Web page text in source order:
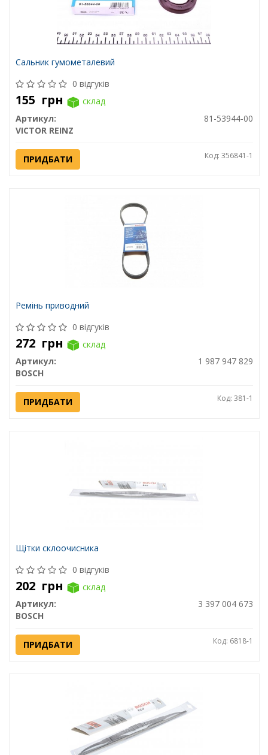
Сальник гумометалевий
0 відгуків
155 грн
склад
Артикул:
81-53944-00
VICTOR REINZ
ПРИДБАТИ Код: 356841-1
Ремінь приводний
0 відгуків
272 грн
склад
Артикул:
1 987 947 829
BOSCH
ПРИДБАТИ Код: 381-1
Щітки склоочисника
0 відгуків
202 грн
склад
Артикул:
3 397 004 673
BOSCH
ПРИДБАТИ Код: 6818-1